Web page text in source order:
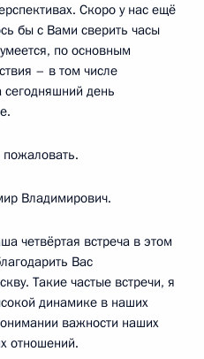
Скоро у нас ещё
бы с Вами сверить часы
по основным
– в том числе
сегодняшний день
Владимирович.
четвёртая встреча в этом
Вас
Такие частые встречи, я
динамике в наших
важности наших
отношений.